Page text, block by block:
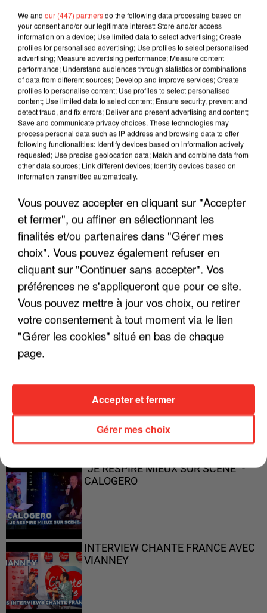
LES INTERVIEWS CHANTE
FRANCE
"JE SUIS À DISPOSITION DES
ENFOIRÉS"
"ON A TOUS LE TRAC"
"ON N'EST PAS DES PARENTS
PARFAITS"
"JE RESPIRE MIEUX SUR SCÈNE" -
CALOGERO
INTERVIEW CHANTE FRANCE AVEC
VIANNEY
We and our (447) partnersdo the following data processing based on
your consent and/or our legitimate interest: Store and/or access
information on a device; Use limited data to select advertising; Create
profiles for personalised advertising; Use profiles to select personalised
advertising; Measure advertising performance; Measure content
performance; Understand audiences through statistics or combinations
of data from different sources; Develop and improve services; Create
profiles to personalise content; Use profiles to select personalised
content; Use limited data to select content; Ensure security, prevent and
detect fraud, and fix errors; Deliver and present advertising and content;
Save and communicate privacy choices. These technologies may
process personal data such as IP address and browsing data to offer
following functionalities: Identify devices based on information actively
requested; Use precise geolocation data; Match and combine data from
other data sources; Link different devices; Identify devices based on
information transmitted automatically.
Vous pouvez accepter en cliquant sur "Accepter
et fermer", ou affiner en sélectionnant les
finalités et/ou partenaires dans "Gérer mes
choix". Vous pouvez également refuser en
cliquant sur "Continuer sans accepter". Vos
préférences ne s'appliqueront que pour ce site.
Vous pouvez mettre à jour vos choix, ou retirer
votre consentement à tout moment via le lien
"Gérer les cookies" situé en bas de chaque
page.
Gérer mes choix
Accepter et fermer